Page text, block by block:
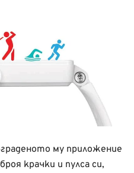
му приложение
крачки и пулса си,